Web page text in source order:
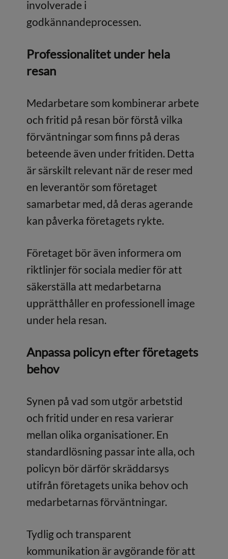
involverade i
godkännandeprocessen.
Professionalitet under hela
resan
Medarbetare som kombinerar arbete
och fritid på resan bör förstå vilka
förväntningar som finns på deras
beteende även under fritiden. Detta
är särskilt relevant när de reser med
en leverantör som företaget
samarbetar med, då deras agerande
kan påverka företagets rykte.
Företaget bör även informera om
riktlinjer för sociala medier för att
säkerställa att medarbetarna
upprätthåller en professionell image
under hela resan.
Anpassa policyn efter företagets
behov
Synen på vad som utgör arbetstid
och fritid under en resa varierar
mellan olika organisationer. En
standardlösning passar inte alla, och
policyn bör därför skräddarsys
utifrån företagets unika behov och
medarbetarnas förväntningar.
Tydlig och transparent
kommunikation är avgörande för att